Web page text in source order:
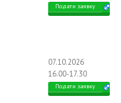
Подати заявку
07.10.2026
16.00-17.30
Подати заявку